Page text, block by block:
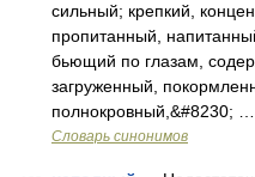
сильный; крепкий,
пропитанный,
бьющий по глазам,
загруженный,
полнокровный,&#8230; …
Словарь синонимов